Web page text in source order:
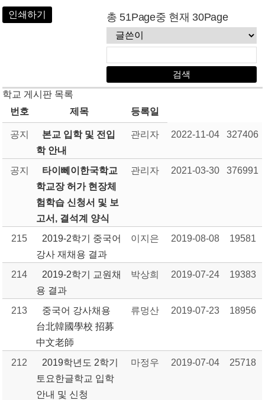
인쇄하기 총 51Page중 현재 30Page
학교 게시판 목록
번호
제목 등록일
공지
본교 입학 및 전입
학 안내
관리자 2022-11-04 327406
공지
타이뻬이한국학교
학교장 허가 현장체
험학습 신청서 및 보
고서, 결석계 양식
관리자 2021-03-30 376991
215
2019-2학기 중국어
강사 재채용 결과
이지은 2019-08-08 19581
214
2019-2학기 교원채
용 결과
박상희 2019-07-24 19383
213
중국어 강사채용
台北韓國學校 招募
中文老師
류멍산 2019-07-23 18956
212
2019학년도 2학기
토요한글학교 입학
안내 및 신청
마정우 2019-07-04 25718